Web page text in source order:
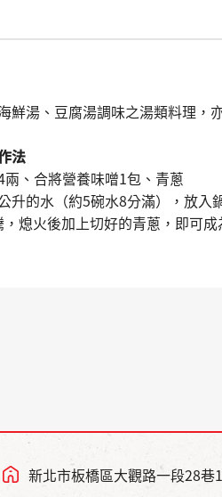
鮮湯、豆腐湯調味之湯類料理，
法
、合將營養味噌1包、青蔥
升的水（約5碗水8分滿），放
火後加上切好的青蔥，即可成
新北市板橋區大觀路一段28巷